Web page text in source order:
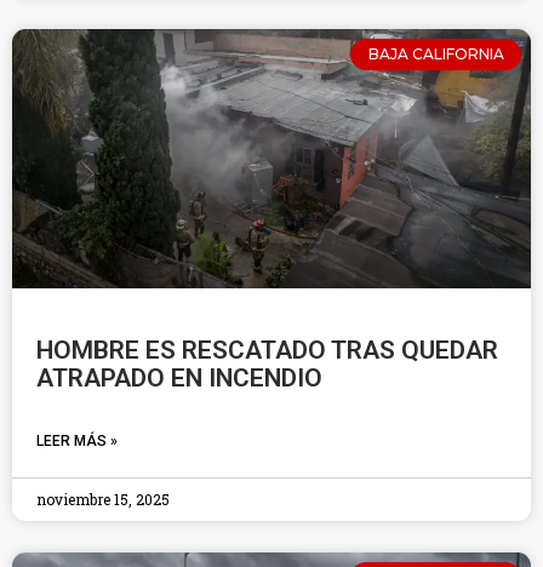
BAJA CALIFORNIA
HOMBRE ES RESCATADO TRAS QUEDAR
ATRAPADO EN INCENDIO
LEER MÁS »
noviembre 15, 2025